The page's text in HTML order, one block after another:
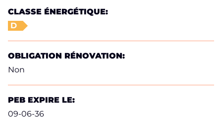
CLASSE ÉNERGÉTIQUE:
D
OBLIGATION RÉNOVATION:
Non
PEB EXPIRE LE:
09-06-36